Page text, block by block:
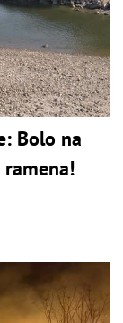
Bolo na